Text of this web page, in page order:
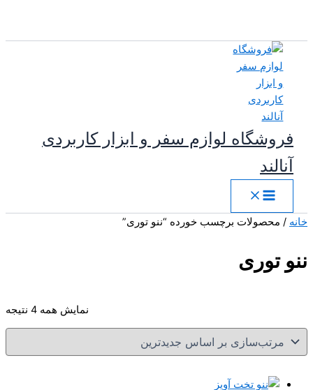
فروشگاه لوازم سفر و ابزار کاربردی
آنالند
خانه / محصولات برچسب خورده “ننو توری”
ننو توری
نمایش همه 4 نتیجه